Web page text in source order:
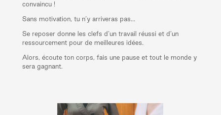
convaincu !
Sans motivation, tu n’y arriveras pas…
Se reposer donne les clefs d’un travail réussi et d’un
ressourcement pour de meilleures idées.
Alors, écoute ton corps, fais une pause et tout le monde y
sera gagnant.